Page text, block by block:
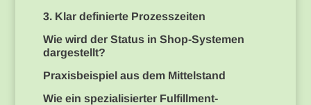
3. Klar definierte Prozesszeiten
Wie wird der Status in Shop-Systemen
dargestellt?
Praxisbeispiel aus dem Mittelstand
Wie ein spezialisierter Fulfillment-